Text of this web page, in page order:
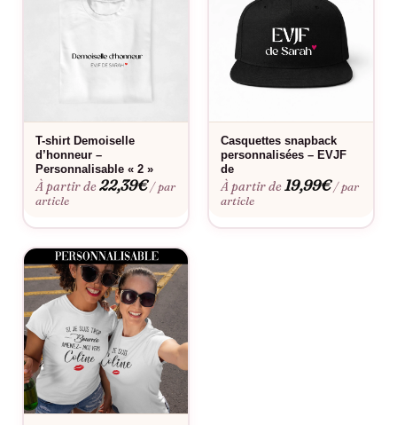
La future mariée a-t-elle une casquette différente ?
Vous attribuez le rôle La Mariée à la casquette de la future
mariée pour qu’elle se démarque du reste de la team.
Oui, dans notre atelier en France, à la commande.
Fabriqué à la commande, floquée en France.
T-shirt Demoiselle
d’honneur –
Personnalisable « 2 »
À partir de22,39€ / par
article
Casquettes snapback
personnalisées – EVJF
de
À partir de19,99€ / par
article